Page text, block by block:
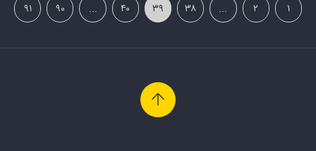
۱ ۲ ... ۳۸ ۳۹ ۴۰ ... ۹۰ ۹۱